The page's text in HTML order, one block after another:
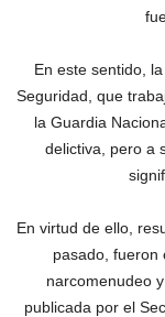
En este sentido,
Seguridad, que
la Guardia
delictiva, pero a
En virtud de ello,
pasado, fueron
narcomenudeo
publicada por el